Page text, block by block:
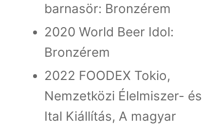
barnasör: Bronzérem
2020 World Beer Idol:
Bronzérem
2022 FOODEX Tokio,
Nemzetközi Élelmiszer- és
Ital Kiállítás, A magyar